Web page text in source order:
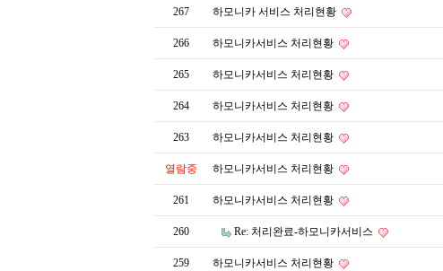
267 하모니카 서비스 처리현황
266 하모니카서비스 처리현황
265 하모니카서비스 처리현황
264 하모니카서비스 처리현황
263 하모니카서비스 처리현황
열람중 하모니카서비스 처리현황
261 하모니카서비스 처리현황
260 Re: 처리완료-하모니카서비스
259 하모니카서비스 처리현황